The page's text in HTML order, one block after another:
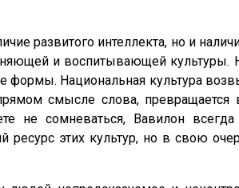
развитого интеллекта, но и
и воспитывающей культуры.
Национальная культура
смысле слова,
не сомневаться, Вавилон
ресурс этих культур, но в свою